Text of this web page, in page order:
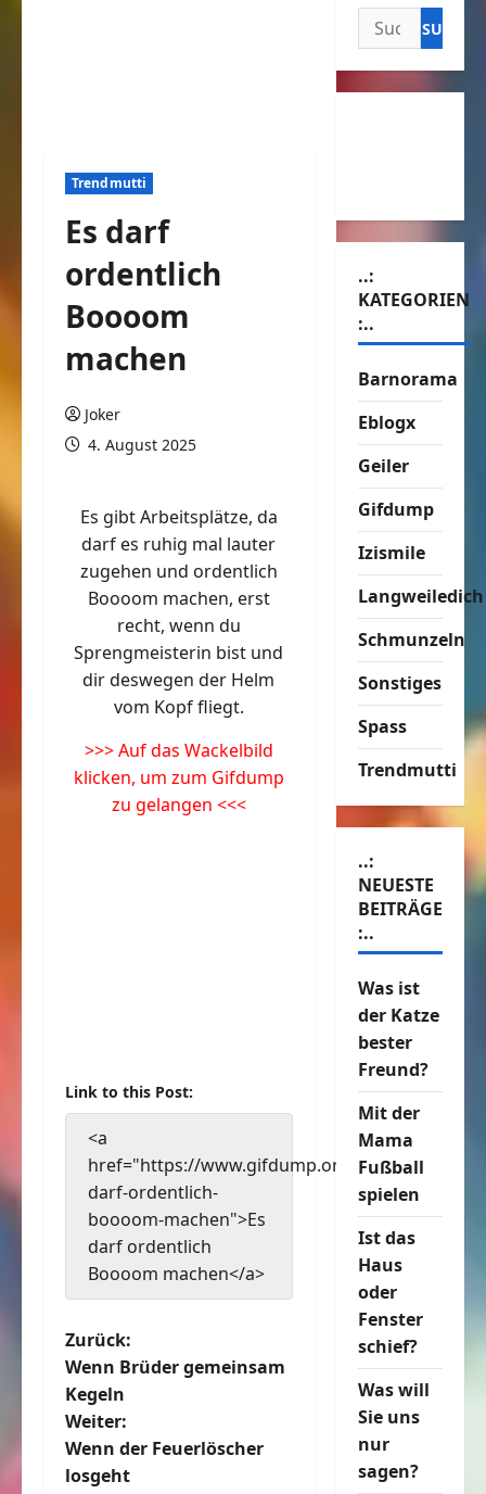
Trendmutti
Es darf
ordentlich
Boooom
machen
Joker
4. August 2025
Es gibt Arbeitsplätze, da
darf es ruhig mal lauter
zugehen und ordentlich
Boooom machen, erst
recht, wenn du
Sprengmeisterin bist und
dir deswegen der Helm
vom Kopf fliegt.
>>> Auf das Wackelbild
klicken, um zum Gifdump
zu gelangen <<<
Link to this Post:
<a
href="https://www.gifdump.org/es-
darf-ordentlich-
boooom-machen">Es
darf ordentlich
Boooom machen</a>
B
e
i
t
Zurück:
Wenn Brüder gemeinsam
Kegeln
Weiter:
Wenn der Feuerlöscher
losgeht
Suchen
nach:
..:
KATEGORIEN
:..
Barnorama
Eblogx
Geiler
Gifdump
Izismile
Langweiledich
Schmunzeln
Sonstiges
Spass
Trendmutti
..:
NEUESTE
BEITRÄGE
:..
Was ist
der Katze
bester
Freund?
Mit der
Mama
Fußball
spielen
Ist das
Haus
oder
Fenster
schief?
Was will
Sie uns
nur
sagen?